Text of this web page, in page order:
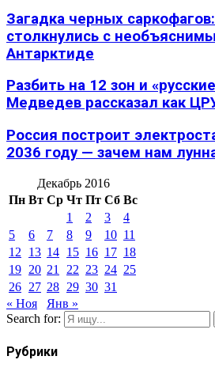
Загадка черных
столкнулись с
Антарктиде
Разбить на 12 зон и
Медведев рассказал как
Россия построит
2036 году — зачем нам
Декабрь 2016
Пн Вт Ср Чт Пт Сб Вс
1
2 3
4
5
6 7 8 9 10 11
12
13 14 15 16 17 18
19 20 21 22 23 24 25
26 27 28 29 30 31
« Ноя
Янв »
Search for:
Рубрики